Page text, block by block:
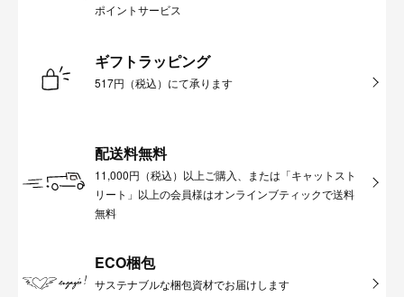
ポイントサービス
ギフトラッピング
517円（税込）にて承ります
配送料無料
11,000円（税込）以上ご購入、または「キャットスト
リート」以上の会員様はオンラインブティックで送料
無料
ECO梱包
サステナブルな梱包資材でお届けします